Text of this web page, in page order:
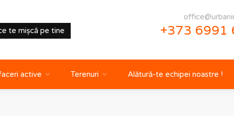
te mișcă pe tine +373 6991
active Terenuri Alătură-te echipei noastre !